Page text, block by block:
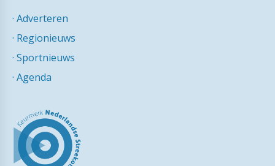
· Adverteren
· Regionieuws
· Sportnieuws
· Agenda